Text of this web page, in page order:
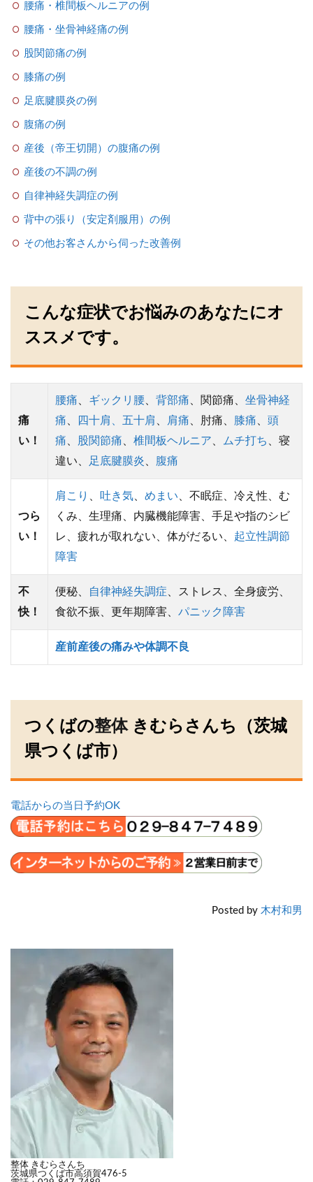
腰痛・椎間板ヘルニアの例
腰痛・坐骨神経痛の例
股関節痛の例
膝痛の例
足底腱膜炎の例
腹痛の例
産後（帝王切開）の腹痛の例
産後の不調の例
自律神経失調症の例
背中の張り（安定剤服用）の例
その他お客さんから伺った改善例
こんな症状でお悩みのあなたにオ
ススメです。
痛
い！
腰痛 ギックリ腰 背部痛 、関節痛、 坐骨神経
痛
四十肩、五十肩 肩痛 、肘痛、 膝痛
頭
痛
股関節痛 椎間板ヘルニア ムチ打ち
、寝
違い、
足底腱膜炎 腹痛
つら
い！
肩こり 吐き気 めまい 、不眠症、冷え性、む
くみ、生理痛、内臓機能障害、手足や指のシビ
レ、疲れが取れない、体がだるい、 起立性調節
障害
不
快！
便秘、 自律神経失調症 、ストレス、全身疲労、
食欲不振、更年期障害、 パニック障害
産前産後の痛みや体調不良
つくばの整体きむらさんち（茨城
県つくば市）
電話からの当日予約OK
Posted by 木村和男
整体 きむらさんち
茨城県つくば市高須賀476-5